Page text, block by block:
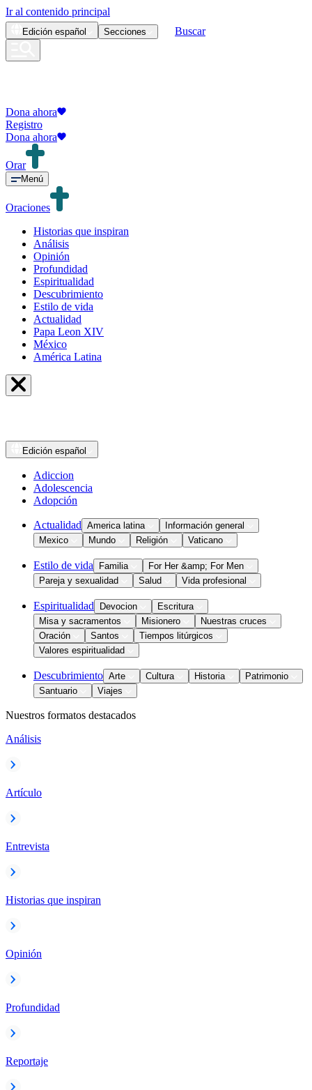
Ir al contenido principal
Edición español Secciones Buscar
Dona ahora
Registro
Dona ahora
Orar
Menú
Oraciones
Historias que inspiran
Análisis
Opinión
Profundidad
Espiritualidad
Descubrimiento
Estilo de vida
Actualidad
Papa Leon XIV
México
América Latina
Edición español
Adiccion
Adolescencia
Adopción
Actualidad America latina
Información general
Mexico
Mundo Religión Vaticano
Estilo de vida Familia
For Her &amp; For Men
Pareja y sexualidad
Salud Vida profesional
Espiritualidad Devocion
Escritura
Misa y sacramentos
Misionero
Nuestras cruces
Oración
Santos
Tiempos litúrgicos
Valores espiritualidad
Descubrimiento Arte Cultura Historia
Patrimonio
Santuario
Viajes
Nuestros formatos destacados
Análisis
Artículo
Entrevista
Historias que inspiran
Opinión
Profundidad
Reportaje